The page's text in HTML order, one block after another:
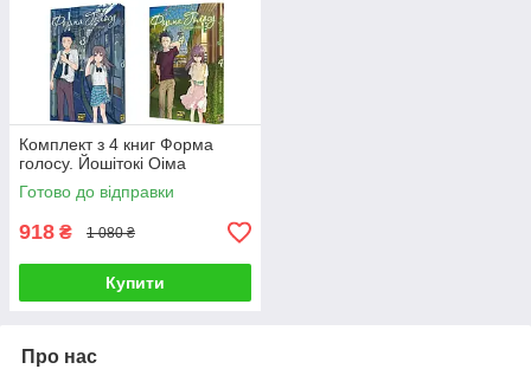
Комплект з 4 книг Форма
голосу. Йошітокі Оіма
Готово до відправки
918 ₴ 1 080 ₴
Купити
Про нас